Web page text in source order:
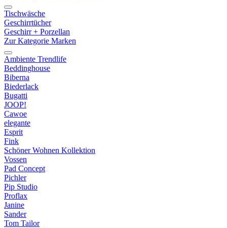
Tischwäsche
Geschirrtücher
Geschirr + Porzellan
Zur Kategorie Marken
Ambiente Trendlife
Beddinghouse
Biberna
Biederlack
Bugatti
JOOP!
Cawoe
elegante
Esprit
Fink
Schöner Wohnen Kollektion
Vossen
Pad Concept
Pichler
Pip Studio
Proflax
Janine
Sander
Tom Tailor